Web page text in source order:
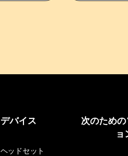
デバイス
ヘッドセット
次のため
ョ